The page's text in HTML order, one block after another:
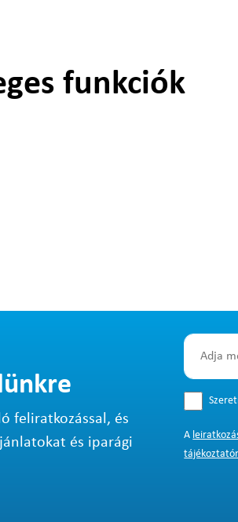
funkciók
feliratkozással, és
és iparági
A